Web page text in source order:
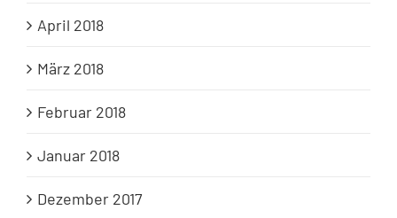
April 2018
März 2018
Februar 2018
Januar 2018
Dezember 2017